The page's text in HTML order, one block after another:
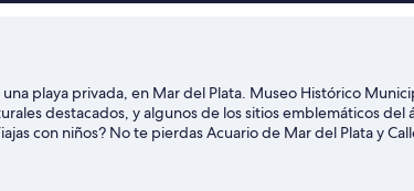
playa privada, en Mar del Plata. Museo Histórico
destacados, y algunos de los sitios emblemáticos del
con niños? No te pierdas Acuario de Mar del Plata y